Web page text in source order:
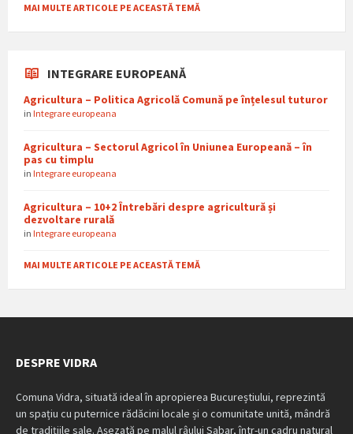
MAI MULTE ARTICOLE PE ACEASTĂ TEMĂ
INTEGRARE EUROPEANĂ
Agricultura – Politica Agricolă Comună pe înțelesul tuturor
in Integrare europeana
Agricultura – Sectorul Agricol în Uniunea Europeană – în
pas cu timplu
in Integrare europeana
Agricultura – 10+2 Întrebări despre agricultură și
dezvoltare rurală
in Integrare europeana
MAI MULTE ARTICOLE PE ACEASTĂ TEMĂ
DESPRE VIDRA
Comuna Vidra, situată ideal în apropierea Bucureștiului, reprezintă
un spațiu cu puternice rădăcini locale și o comunitate unită, mândră
de tradițiile sale. Așezată pe malul râului Sabar, într-un cadru natural